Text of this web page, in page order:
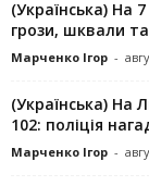
(Українська) На
грози, шквали
Марченко Ігор -
(Українська) На
102: поліція
Марченко Ігор -